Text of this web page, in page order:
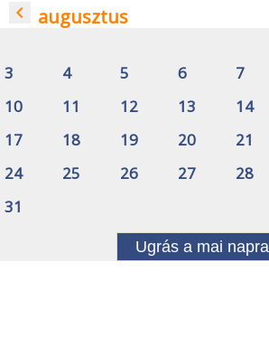
navigate_before augusztus
3
4 5 6 7
10
11 12 13 14
17
18 19 20 21
24
25 26 27 28
31
Ugrás a mai napra